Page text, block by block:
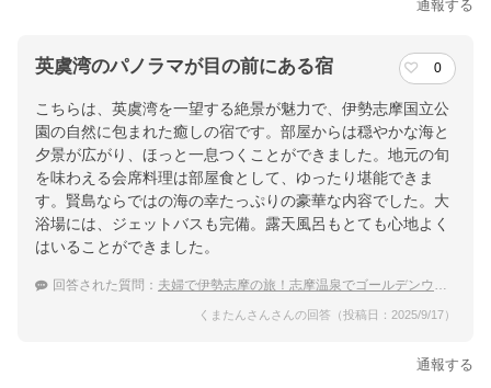
通報する
英虞湾のパノラマが目の前にある宿 0
こちらは、英虞湾を一望する絶景が魅力で、伊勢志摩国立公
園の自然に包まれた癒しの宿です。部屋からは穏やかな海と
夕景が広がり、ほっと一息つくことができました。地元の旬
を味わえる会席料理は部屋食として、ゆったり堪能できま
す。賢島ならではの海の幸たっぷりの豪華な内容でした。大
浴場には、ジェットバスも完備。露天風呂もとても心地よく
はいることができました。
回答された質問： 夫婦で伊勢志摩の旅！志摩温泉でゴールデンウィークにおすすめの宿が知りたい
くまたんさんさんの回答（投稿日：2025/9/17）
通報する